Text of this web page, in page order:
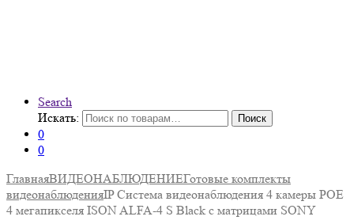
Search
Искать:
Поиск
0
0
ГлавнаяВИДЕОНАБЛЮДЕНИЕГотовые комплекты
видеонаблюденияIP Система видеонаблюдения 4 камеры POE
4 мегапикселя ISON ALFA-4 S Black с матрицами SONY